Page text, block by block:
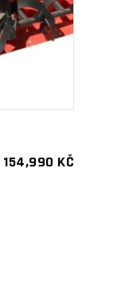
154,990 KČ